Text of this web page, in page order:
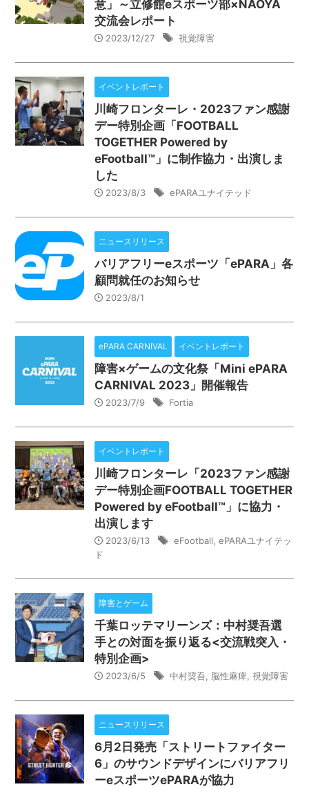
意」～立修館eスポーツ部×NAOYA
交流会レポート
2023/12/27 視覚障害
イベントレポート
川崎フロンターレ・2023ファン感謝
デー特別企画「FOOTBALL
TOGETHER Powered by
eFootball™️」に制作協力・出演しま
した
2023/8/3 ePARAユナイテッド
ニュースリリース
バリアフリーeスポーツ「ePARA」各
顧問就任のお知らせ
2023/8/1
ePARA CARNIVAL イベントレポート
障害×ゲームの文化祭「Mini ePARA
CARNIVAL 2023」開催報告
2023/7/9 Fortia
イベントレポート
川崎フロンターレ「2023ファン感謝
デー特別企画FOOTBALL TOGETHER
Powered by eFootball™️」に協力・
出演します
2023/6/13 eFootball ,ePARAユナイテッ
ド
障害とゲーム
千葉ロッテマリーンズ：中村奨吾選
手との対面を振り返る<交流戦突入・
特別企画>
2023/6/5 中村奨吾 脳性麻痺 ,視覚障害
ニュースリリース
6月2日発売「ストリートファイター
6」のサウンドデザインにバリアフリ
ーeスポーツePARAが協力